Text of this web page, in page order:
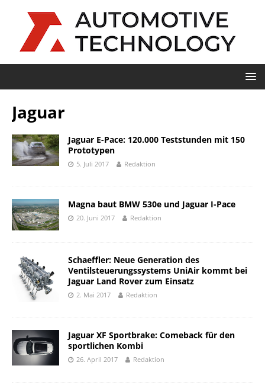
Jaguar
Jaguar E-Pace: 120.000 Teststunden mit 150
Prototypen
5. Juli 2017 Redaktion
Magna baut BMW 530e und Jaguar I-Pace
20. Juni 2017 Redaktion
Schaeffler: Neue Generation des
Ventilsteuerungssystems UniAir kommt bei
Jaguar Land Rover zum Einsatz
2. Mai 2017 Redaktion
Jaguar XF Sportbrake: Comeback für den
sportlichen Kombi
26. April 2017 Redaktion